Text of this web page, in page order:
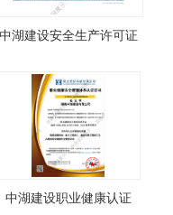
中湖建设安全生产许可证
中湖建设职业健康认证